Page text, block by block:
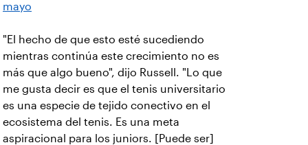
mayo
"El hecho de que esto esté sucediendo
mientras continúa este crecimiento no es
más que algo bueno", dijo Russell. "Lo que
me gusta decir es que el tenis universitario
es una especie de tejido conectivo en el
ecosistema del tenis. Es una meta
aspiracional para los juniors. [Puede ser]